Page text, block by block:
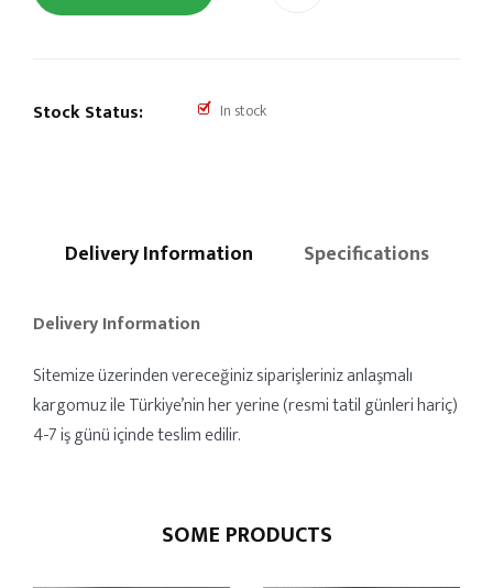
Stock Status: In stock
Delivery Information Specifications
Delivery Information
Sitemize üzerinden vereceğiniz siparişleriniz anlaşmalı
kargomuz ile Türkiye’nin her yerine (resmi tatil günleri hariç)
4-7 iş günü içinde teslim edilir.
SOME PRODUCTS